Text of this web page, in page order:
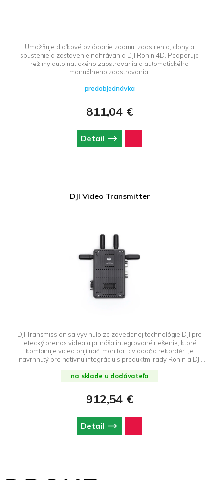
Umožňuje diaľkové ovládanie zoomu, zaostrenia, clony a
spustenie a zastavenie nahrávania DJI Ronin 4D. Podporuje
režimy automatického zaostrovania a automatického
manuálneho zaostrovania.
predobjednávka
811,04 €
Detail
DJI Video Transmitter
DJI Transmission sa vyvinulo zo zavedenej technológie DJI pre
letecký prenos videa a prináša integrované riešenie, ktoré
kombinuje video prijímač, monitor, ovládač a rekordér. Je
navrhnutý pre natívnu integráciu s produktmi rady Ronin a DJI
vízie bez hraníc, premieňa celé svoje odvetvie.
na sklade u dodávateľa
912,54 €
Detail